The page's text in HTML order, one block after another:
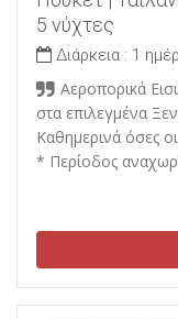
5 νύχτες
Διάρκεια : 1
Αεροπορικά
στα επιλεγμένα
Καθημερινά όσες
* Περίοδος